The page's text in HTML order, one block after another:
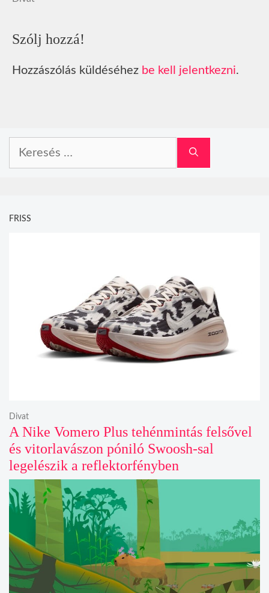
Szólj hozzá!
Hozzászólás küldéséhez be kell jelentkezni.
FRISS
A Nike Vomero Plus tehénmintás felsővel
és vitorlavászon póniló Swoosh-sal
legelészik a reflektorfényben
Divat